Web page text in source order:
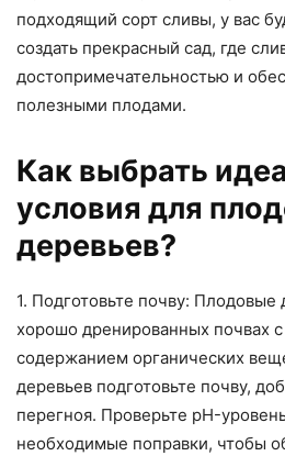
подходящий сорт сливы, у вас
создать прекрасный сад, где
достопримечательностью и
полезными плодами.
Как выбрать
условия для
деревьев?
1. Подготовьте почву: Плодовые
хорошо дренированных почвах
содержанием органических
деревьев подготовьте почву,
перегноя. Проверьте pH-
необходимые поправки, чтобы